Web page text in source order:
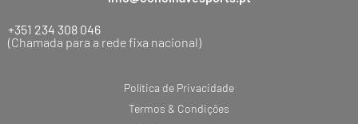
Política de Privacidade
Termos & Condições
+351 234 308 046
(Chamada para a rede fixa nacional)